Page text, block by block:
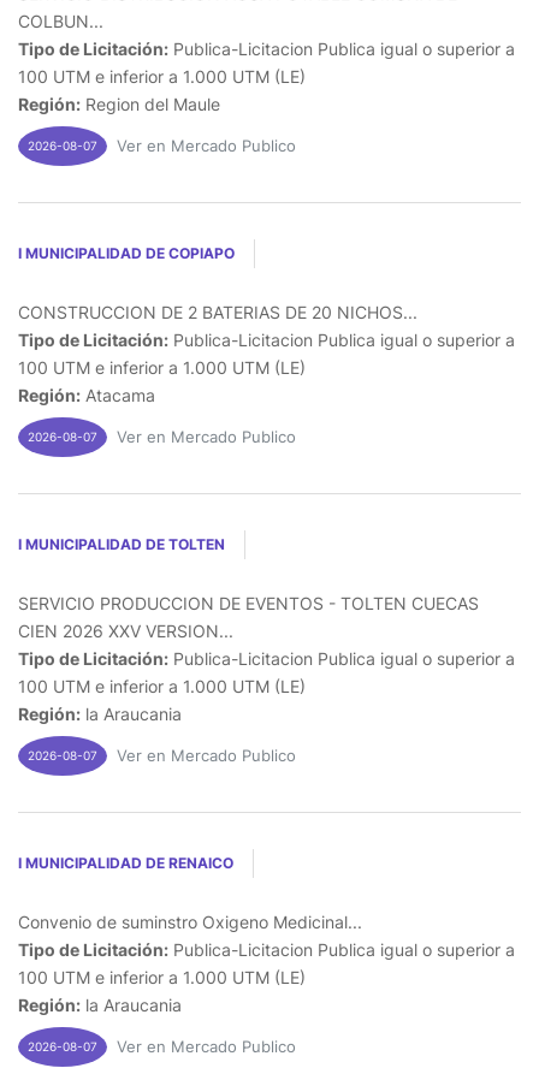
COLBUN...
Tipo de Licitación: Publica-Licitacion Publica igual o superior a
100 UTM e inferior a 1.000 UTM (LE)
Región: Region del Maule
2026-08-07 Ver en Mercado Publico
I MUNICIPALIDAD DE COPIAPO
CONSTRUCCION DE 2 BATERIAS DE 20 NICHOS...
Tipo de Licitación: Publica-Licitacion Publica igual o superior a
100 UTM e inferior a 1.000 UTM (LE)
Región: Atacama
2026-08-07 Ver en Mercado Publico
I MUNICIPALIDAD DE TOLTEN
SERVICIO PRODUCCION DE EVENTOS - TOLTEN CUECAS
CIEN 2026 XXV VERSION...
Tipo de Licitación: Publica-Licitacion Publica igual o superior a
100 UTM e inferior a 1.000 UTM (LE)
Región: la Araucania
2026-08-07 Ver en Mercado Publico
I MUNICIPALIDAD DE RENAICO
Convenio de suminstro Oxigeno Medicinal...
Tipo de Licitación: Publica-Licitacion Publica igual o superior a
100 UTM e inferior a 1.000 UTM (LE)
Región: la Araucania
2026-08-07 Ver en Mercado Publico